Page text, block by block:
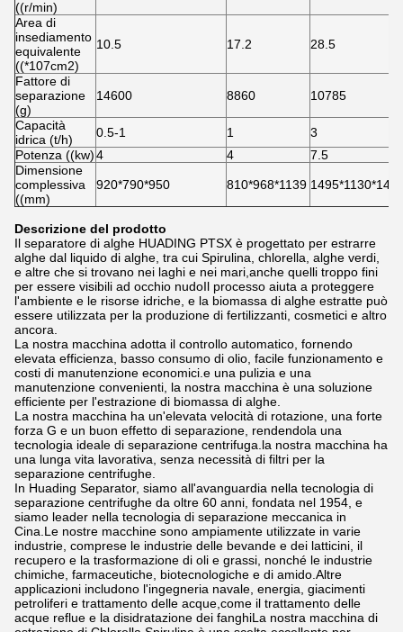
((r/min)
Area di
insediamento
equivalente
((*107cm2)
10.5 17.2 28.5
Fattore di
separazione
(g)
14600 8860 10785
Capacità
idrica (t/h)
0.5-1 1
3
Potenza ((kw)4 4
7.5
Dimensione
complessiva
((mm)
920*790*950 810*968*1139
Descrizione del prodotto
Il separatore di alghe HUADING PTSX è progettato per estrarre
alghe dal liquido di alghe, tra cui Spirulina, chlorella, alghe verdi,
e altre che si trovano nei laghi e nei mari,anche quelli troppo fini
per essere visibili ad occhio nudoIl processo aiuta a proteggere
l'ambiente e le risorse idriche, e la biomassa di alghe estratte può
essere utilizzata per la produzione di fertilizzanti, cosmetici e altro
ancora.
La nostra macchina adotta il controllo automatico, fornendo
elevata efficienza, basso consumo di olio, facile funzionamento e
costi di manutenzione economici.e una pulizia e una
manutenzione convenienti, la nostra macchina è una soluzione
efficiente per l'estrazione di biomassa di alghe.
La nostra macchina ha un'elevata velocità di rotazione, una forte
forza G e un buon effetto di separazione, rendendola una
tecnologia ideale di separazione centrifuga.la nostra macchina ha
una lunga vita lavorativa, senza necessità di filtri per la
separazione centrifughe.
In Huading Separator, siamo all'avanguardia nella tecnologia di
separazione centrifughe da oltre 60 anni, fondata nel 1954, e
siamo leader nella tecnologia di separazione meccanica in
Cina.Le nostre macchine sono ampiamente utilizzate in varie
industrie, comprese le industrie delle bevande e dei latticini, il
recupero e la trasformazione di oli e grassi, nonché le industrie
chimiche, farmaceutiche, biotecnologiche e di amido.Altre
applicazioni includono l'ingegneria navale, energia, giacimenti
petroliferi e trattamento delle acque,come il trattamento delle
acque reflue e la disidratazione dei fanghiLa nostra macchina di